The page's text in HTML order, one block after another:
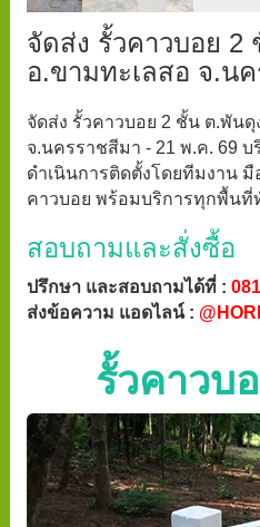
จัดส่ง รั้วคาวบอย 2
อ.ขามทะเลสอ จ.น
จัดส่ง รั้วคาวบอย 2 ชั้น ต.พันดุ
จ.นครราชสีมา - 21 พ.ค. 69 บ
ดำเนินการติดตั้งโดยทีมงาน
คาวบอย พร้อมบริการทุกพื้นที่
สอบถามและสั่งซื้อ
ปรึกษา และสอบถามได้ที่ :
ส่งข้อความ แอดไลน์ :
รั้วคาวบ